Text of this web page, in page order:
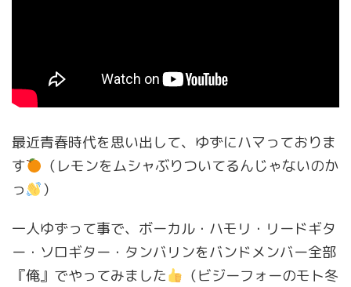
最近青春時代を思い出して、ゆずにハマっておりま
す
（レモンをムシャぶりついてるんじゃないのか
っ
）
一人ゆずって事で、ボーカル・ハモリ・リードギタ
ー・ソロギター・タンバリンをバンドメンバー全部
『俺』でやってみました
（ビジーフォーのモト冬